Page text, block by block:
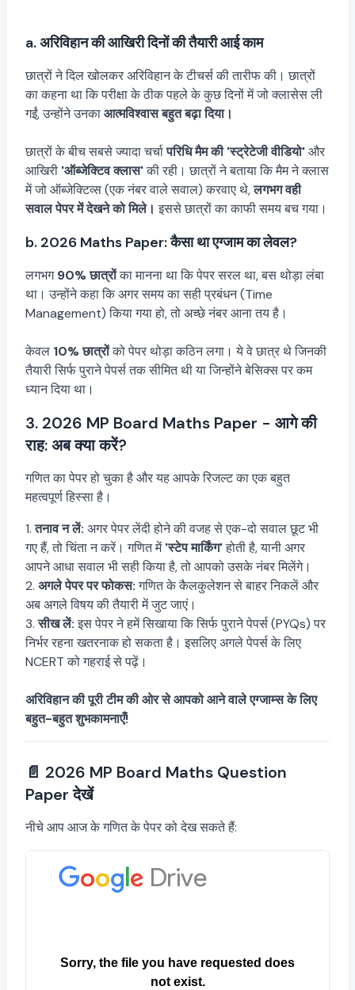
a. अरिविहान की आखिरी दिनों की तैयारी आई काम
छात्रों ने दिल खोलकर अरिविहान के टीचर्स की तारीफ की। छात्रों
का कहना था कि परीक्षा के ठीक पहले के कुछ दिनों में जो क्लासेस ली
गईं, उन्होंने उनकाआत्मविश्वास बहुत बढ़ा दिया।
छात्रों के बीच सबसे ज्यादा चर्चापरिधि मैम की 'स्ट्रेटेजी वीडियो'और
आखिरी 'ऑब्जेक्टिव क्लास'की रही। छात्रों ने बताया कि मैम ने क्लास
में जो ऑब्जेक्टिव्स (एक नंबर वाले सवाल) करवाए थे,लगभग वही
सवाल पेपर में देखने को मिले। इससे छात्रों का काफी समय बच गया।
b. 2026 Maths Paper: कैसा था एग्जाम का लेवल?
लगभग90% छात्रोंका मानना था कि पेपर सरल था, बस थोड़ा लंबा
था। उन्होंने कहा कि अगर समय का सही प्रबंधन (Time
Management) किया गया हो, तो अच्छे नंबर आना तय है।
केवल 10% छात्रोंको पेपर थोड़ा कठिन लगा। ये वे छात्र थे जिनकी
तैयारी सिर्फ पुराने पेपर्स तक सीमित थी या जिन्होंने बेसिक्स पर कम
ध्यान दिया था।
3. 2026 MP Board Maths Paper - आगे की
राह: अब क्या करें?
गणित का पेपर हो चुका है और यह आपके रिजल्ट का एक बहुत
महत्वपूर्ण हिस्सा है।
तनाव न लें: अगर पेपर लेंदी होने की वजह से एक-दो सवाल छूट भी
गए हैं, तो चिंता न करें। गणित में'स्टेप मार्किंग'होती है, यानी अगर
आपने आधा सवाल भी सही किया है, तो आपको उसके नंबर मिलेंगे।
अगले पेपर पर फोकस:गणित के कैलकुलेशन से बाहर निकलें और
अब अगले विषय की तैयारी में जुट जाएं।
सीख लें:इस पेपर ने हमें सिखाया कि सिर्फ पुराने पेपर्स (PYQs) पर
निर्भर रहना खतरनाक हो सकता है। इसलिए अगले पेपर्स के लिए
NCERT को गहराई से पढ़ें।
अरिविहान की पूरी टीम की ओर से आपको आने वाले एग्जाम्स के लिए
बहुत-बहुत शुभकामनाएँ!
📄 2026 MP Board Maths Question
Paper देखें
नीचे आप आज के गणित के पेपर को देख सकते हैं: